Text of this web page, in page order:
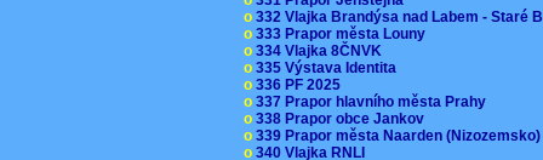
o 332 Vlajka Brandýsa nad Labem - Staré
o 333 Prapor města Louny
o 334 Vlajka 8ČNVK
o 335 Výstava Identita
o 336 PF 2025
o 337 Prapor hlavního města Prahy
o 338 Prapor obce Jankov
o 339 Prapor města Naarden
o 340 Vlajka RNLI